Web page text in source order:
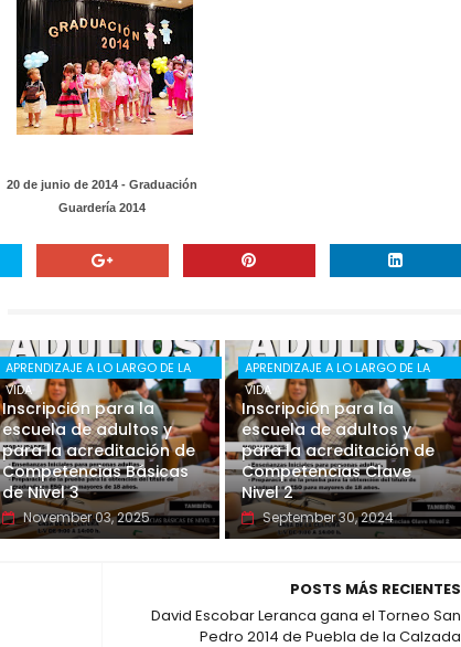
20 de junio de 2014 - Graduación
Guardería 2014
APRENDIZAJE A LO LARGO DE LA
VIDA
Inscripción para la
escuela de adultos y
para la acreditación de
Competencias Básicas
de Nivel 3
November 03, 2025
APRENDIZAJE A LO LARGO DE LA
VIDA
Inscripción para la
escuela de adultos y
para la acreditación de
Competencias Clave
Nivel 2
September 30, 2024
POSTS MÁS RECIENTES
David Escobar Leranca gana el Torneo San
Pedro 2014 de Puebla de la Calzada